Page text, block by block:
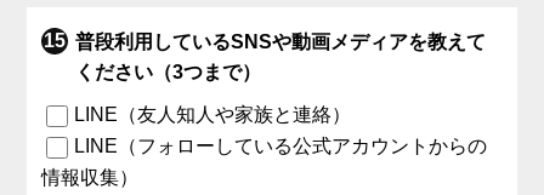
普段利用しているSNSや動画メディアを教えて
ください（3つまで）
LINE（友人知人や家族と連絡）
LINE（フォローしている公式アカウントからの
情報収集）